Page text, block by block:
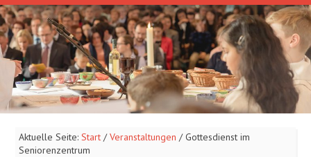
Aktuelle Seite:Start / Veranstaltungen /Gottesdienst im
Seniorenzentrum